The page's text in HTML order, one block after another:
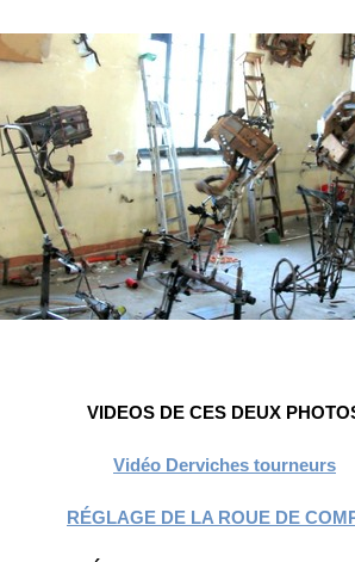
VIDEOS DE CES DEUX
Vidéo Derviches tourneurs
RÉGLAGE DE LA ROUE DE